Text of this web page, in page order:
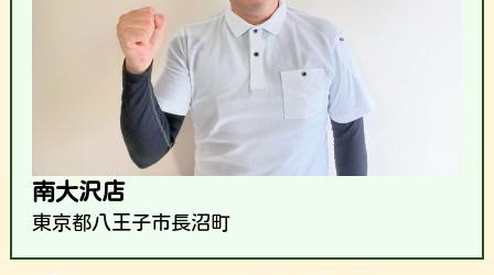
南大沢店
東京都八王子市長沼町